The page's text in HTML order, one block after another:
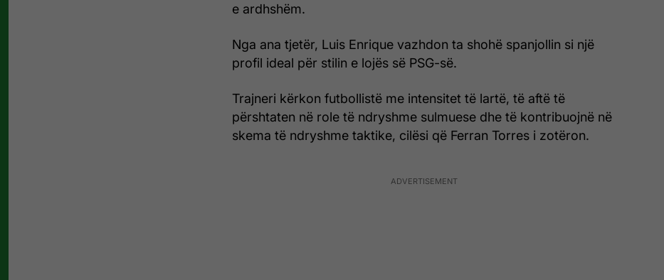
e ardhshëm.
Nga ana tjetër, Luis Enrique vazhdon ta shohë spanjollin si një
profil ideal për stilin e lojës së PSG-së.
Trajneri kërkon futbollistë me intensitet të lartë, të aftë të
përshtaten në role të ndryshme sulmuese dhe të kontribuojnë në
skema të ndryshme taktike, cilësi që Ferran Torres i zotëron.